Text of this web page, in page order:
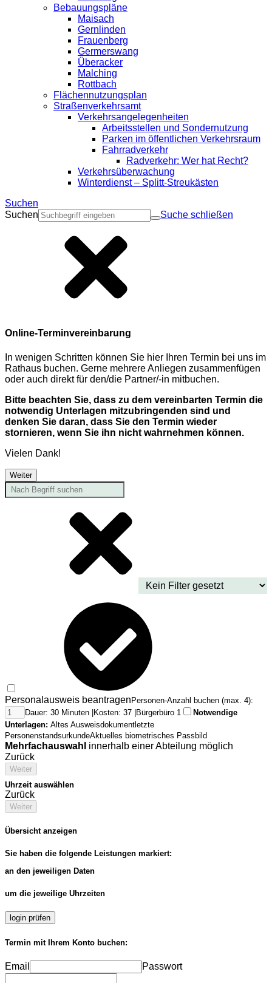
Bebauungspläne
Maisach
Gernlinden
Frauenberg
Germerswang
Überacker
Malching
Rottbach
Flächennutzungsplan
Straßenverkehrsamt
Verkehrsangelegenheiten
Arbeitsstellen und Sondernutzung
Parken im öffentlichen Verkehrsraum
Fahrradverkehr
Radverkehr: Wer hat Recht?
Verkehrsüberwachung
Winterdienst – Splitt-Streukästen
Suchen
Suchen
Suche schließen
Online-Terminvereinbarung
In wenigen Schritten können Sie hier Ihren Termin bei uns im
Rathaus buchen. Gerne mehrere Anliegen zusammenfügen
oder auch direkt für den/die Partner/-in mitbuchen.
Bitte beachten Sie, dass zu dem vereinbarten Termin die
notwendig Unterlagen mitzubringenden sind und
denken Sie daran, dass Sie den Termin wieder
stornieren, wenn Sie ihn nicht wahrnehmen können.
Vielen Dank!
Weiter
Personalausweis beantragenPersonen-Anzahl buchen (max. 4):
Dauer: 30 Minuten |Kosten: 37 |Bürgerbüro 1
Notwendige
Unterlagen: Altes Ausweisdokumentletzte
PersonenstandsurkundeAktuelles biometrisches Passbild
Mehrfachauswahl innerhalb einer Abteilung möglich
Zurück
Weiter
Uhrzeit auswählen
Zurück
Weiter
Übersicht anzeigen
Sie haben die folgende Leistungen markiert:
an den jeweiligen Daten
um die jeweilige Uhrzeiten
login prüfen
Termin mit Ihrem Konto buchen:
Email Passwort